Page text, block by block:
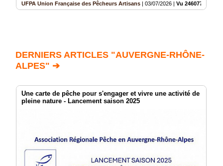
UFPA Union Française des Pêcheurs Artisans
03/07/2026 Vu 246077 fois
DERNIERS ARTICLES "AUVERGNE-RHÔNE-
ALPES" ➔
Une carte de pêche pour s'engager et vivre une activité de
pleine nature - Lancement saison 2025